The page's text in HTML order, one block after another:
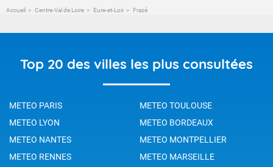
Accueil Centre-Val de Loire Eure-et-Loir Frazé
Top 20 des villes les plus consultées
METEO PARIS
METEO TOULOUSE
METEO LYON
METEO BORDEAUX
METEO NANTES
METEO MONTPELLIER
METEO RENNES
METEO MARSEILLE